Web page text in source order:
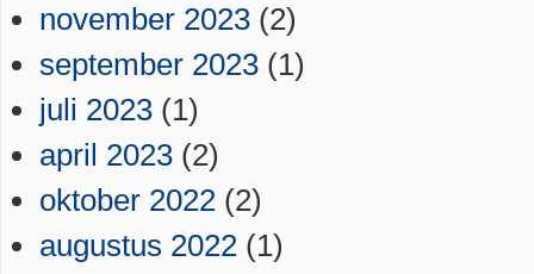
november 2023 (2)
september 2023 (1)
juli 2023 (1)
april 2023 (2)
oktober 2022 (2)
augustus 2022 (1)